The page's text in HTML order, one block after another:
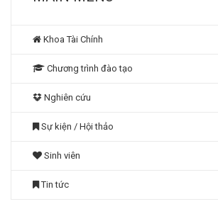
Khoa Tài Chính
Chương trình đào tạo
Nghiên cứu
Sự kiện / Hội thảo
Sinh viên
Tin tức